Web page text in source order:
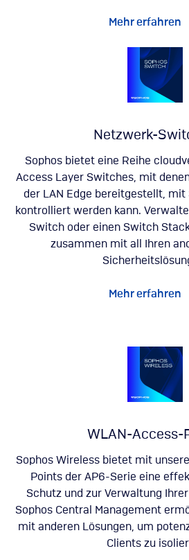
Mehr erfahren
Netzwerk-
Sophos bietet eine Reihe
Access Layer Switches, mit
der LAN Edge bereitgestellt,
kontrolliert werden kann.
Switch oder einen Switch
zusammen mit all Ihren
Mehr erfahren
WLAN-Access-
Sophos Wireless bietet mit
Points der AP6-Serie eine
Schutz und zur Verwaltung
Sophos Central Management
mit anderen Lösungen, um
Clients zu